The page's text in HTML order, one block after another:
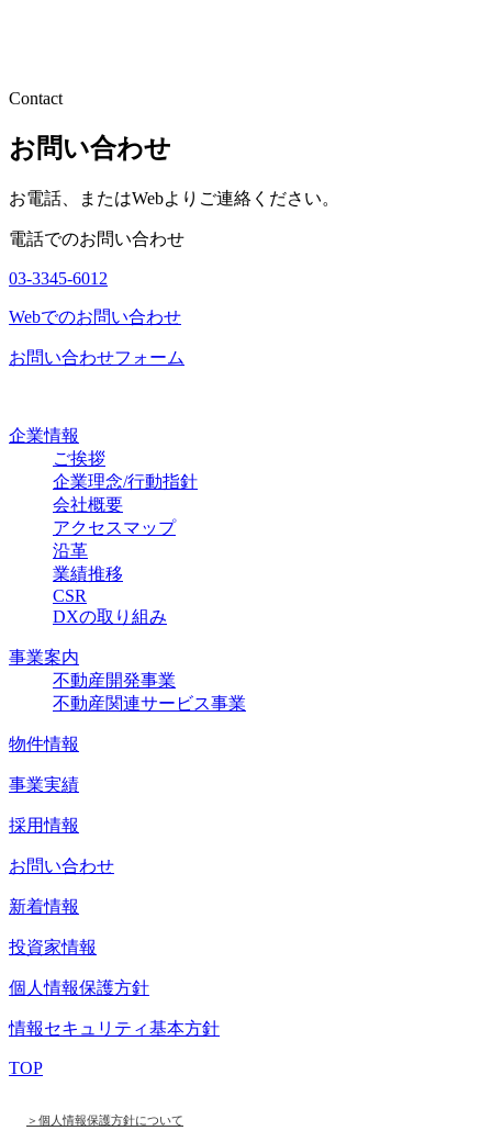
Contact
お問い合わせ
お電話、またはWebよりご連絡ください。
電話でのお問い合わせ
03-3345-6012
Webでのお問い合わせ
お問い合わせフォーム
企業情報
ご挨拶
企業理念/行動指針
会社概要
アクセスマップ
沿革
業績推移
CSR
DXの取り組み
事業案内
不動産開発事業
不動産関連サービス事業
物件情報
事業実績
採用情報
お問い合わせ
新着情報
投資家情報
個人情報保護方針
情報セキュリティ基本方針
TOP
＞個人情報保護方針について